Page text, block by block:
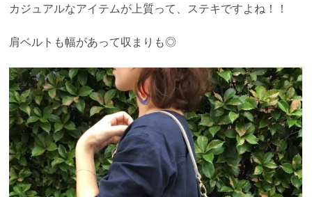
カジュアルなアイテムが上質って、ステキですよね！！
肩ベルトも幅があって収まりも◎